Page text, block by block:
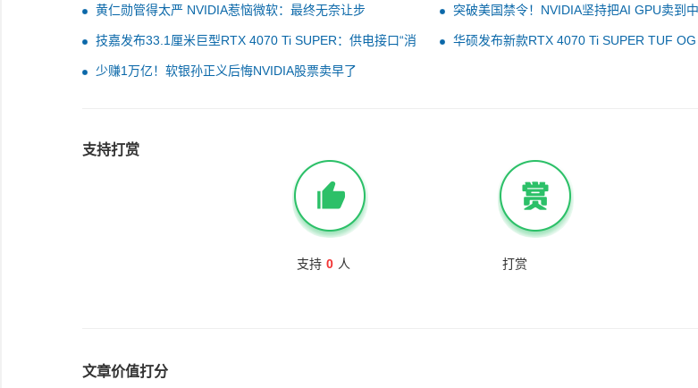
黄仁勋管得太严 NVIDIA惹恼微软：最终无奈让步 突破美国禁令！NVIDIA坚持把AI GPU卖到
技嘉发布33.1厘米巨型RTX 4070 Ti SUPER：供电接口“消
华硕发布新款RTX 4070 Ti SUPER TUF
少赚1万亿！软银孙正义后悔NVIDIA股票卖早了
支持打赏
支持 0 人 打赏
文章价值打分